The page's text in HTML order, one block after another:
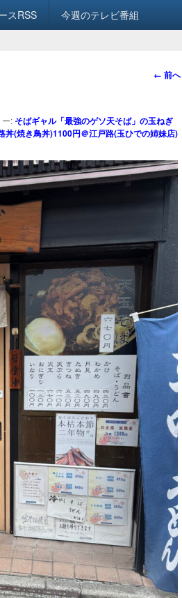
スRSS 今週のテレビ番組
画
ビ
ゲ
シ
ョ
← 前へ
ー: そばギャル「最強のゲソ天そば」の玉ねぎ
(焼き鳥丼)1100円＠江戸路(玉ひでの姉妹店)